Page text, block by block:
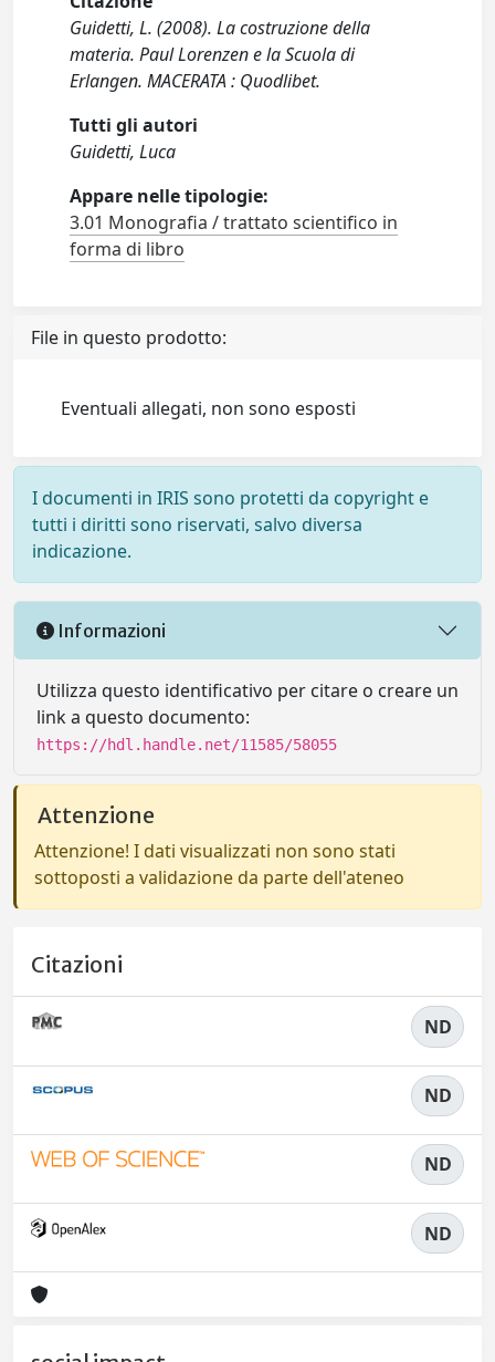
Guidetti, L. (2008). La costruzione della
materia. Paul Lorenzen e la Scuola di
Erlangen. MACERATA : Quodlibet.
Tutti gli autori
Guidetti, Luca
Appare nelle tipologie:
3.01 Monografia / trattato scientifico in
forma di libro
File in questo prodotto:
Eventuali allegati, non sono esposti
I documenti in IRIS sono protetti da copyright e
tutti i diritti sono riservati, salvo diversa
indicazione.
Informazioni
Utilizza questo identificativo per citare o creare un
link a questo documento:
https://hdl.handle.net/11585/58055
Attenzione
Attenzione! I dati visualizzati non sono stati
sottoposti a validazione da parte dell'ateneo
Citazioni
ND
ND
ND
ND